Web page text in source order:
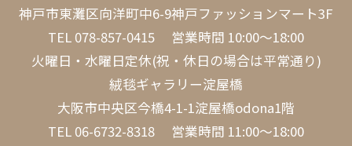
神戸市東灘区向洋町中6-9神戸ファッションマート3F
TEL 078-857-0415 営業時間 10:00～18:00
火曜日・水曜日定休(祝・休日の場合は平常通り)
絨毯ギャラリー淀屋橋
大阪市中央区今橋4-1-1淀屋橋odona1階
TEL 06-6732-8318 営業時間 11:00～18:00